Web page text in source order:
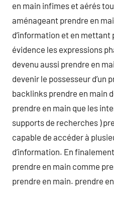
en main infimes et aérés
aménageant prendre en
d’information et en mettant
évidence les expressions
devenu aussi prendre en
devenir le possesseur d’un
backlinks prendre en main
prendre en main que les
supports de recherches )
capable de accéder à
d’information. En
prendre en main comme
prendre en main. prendre